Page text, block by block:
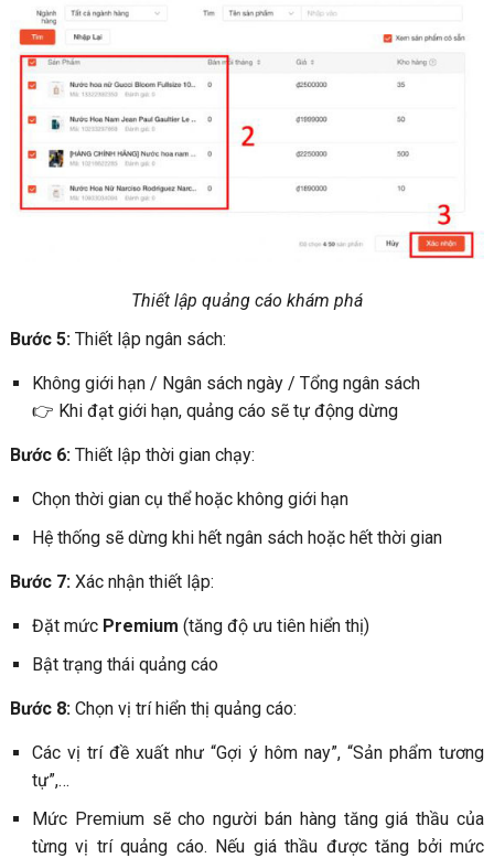
Thiết lập quảng cáo khám phá
Bước 5:Thiết lập ngân sách:
Không giới hạn / Ngân sách ngày / Tổng ngân sách
👉 Khi đạt giới hạn, quảng cáo sẽ tự động dừng
Bước 6:Thiết lập thời gian chạy:
Chọn thời gian cụ thể hoặc không giới hạn
Hệ thống sẽ dừng khi hết ngân sách hoặc hết thời gian
Bước 7:Xác nhận thiết lập:
Đặt mức Premium (tăng độ ưu tiên hiển thị)
Bật trạng thái quảng cáo
Bước 8:Chọn vị trí hiển thị quảng cáo:
Các vị trí đề xuất như “Gợi ý hôm nay”, “Sản phẩm tương
tự”,…
Mức Premium sẽ cho người bán hàng tăng giá thầu của
từng vị trí quảng cáo. Nếu giá thầu được tăng bởi mức